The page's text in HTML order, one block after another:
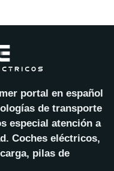
portal en español
de transporte
especial atención a
Coches eléctricos,
pilas de